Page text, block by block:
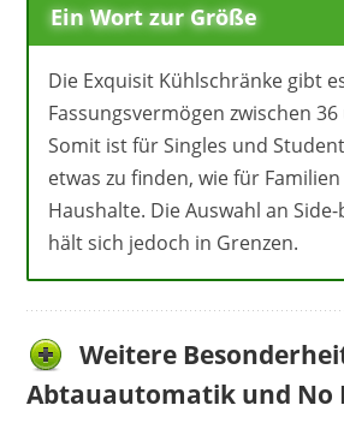
Ein Wort zur Größe
Die Exquisit Kühlschränke gibt
Fassungsvermögen zwischen
Somit ist für Singles und
etwas zu finden, wie für
Haushalte. Die Auswahl an
hält sich jedoch in Grenzen.
Weitere
Abtauautomatik und No